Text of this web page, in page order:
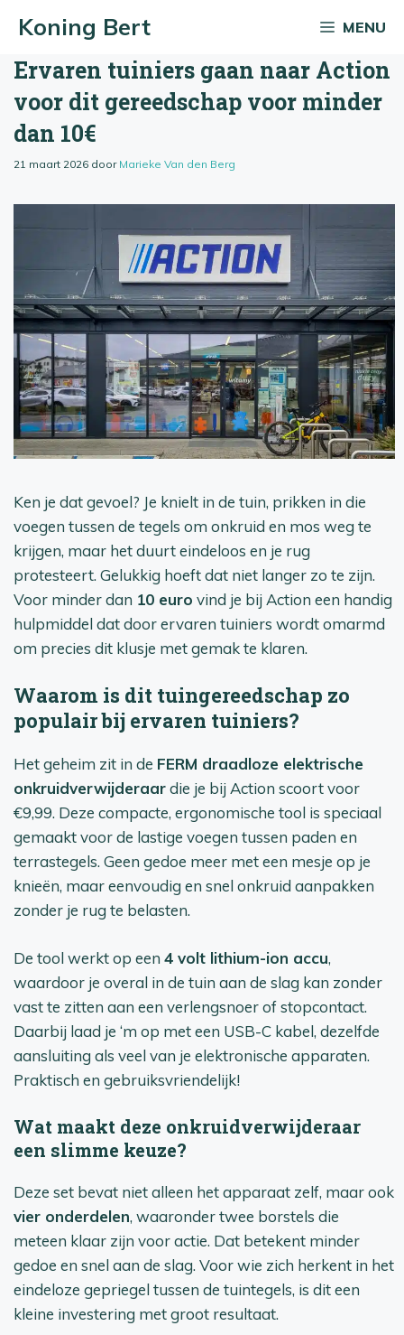
naar
de
inhoud
Koning Bert MENU
Ervaren tuiniers gaan naar Action
voor dit gereedschap voor minder
dan 10€
21 maart 2026 door Marieke Van den Berg
Ken je dat gevoel? Je knielt in de tuin, prikken in die
voegen tussen de tegels om onkruid en mos weg te
krijgen, maar het duurt eindeloos en je rug
protesteert. Gelukkig hoeft dat niet langer zo te zijn.
Voor minder dan 10 euro vind je bij Action een handig
hulpmiddel dat door ervaren tuiniers wordt omarmd
om precies dit klusje met gemak te klaren.
Waarom is dit tuingereedschap zo
populair bij ervaren tuiniers?
Het geheim zit in de FERM draadloze elektrische
onkruidverwijderaardie je bij Action scoort voor
€9,99. Deze compacte, ergonomische tool is speciaal
gemaakt voor de lastige voegen tussen paden en
terrastegels. Geen gedoe meer met een mesje op je
knieën, maar eenvoudig en snel onkruid aanpakken
zonder je rug te belasten.
De tool werkt op een 4 volt lithium-ion accu,
waardoor je overal in de tuin aan de slag kan zonder
vast te zitten aan een verlengsnoer of stopcontact.
Daarbij laad je ‘m op met een USB-C kabel, dezelfde
aansluiting als veel van je elektronische apparaten.
Praktisch en gebruiksvriendelijk!
Wat maakt deze onkruidverwijderaar
een slimme keuze?
Deze set bevat niet alleen het apparaat zelf, maar ook
vier onderdelen, waaronder twee borstels die
meteen klaar zijn voor actie. Dat betekent minder
gedoe en snel aan de slag. Voor wie zich herkent in het
eindeloze gepriegel tussen de tuintegels, is dit een
kleine investering met groot resultaat.